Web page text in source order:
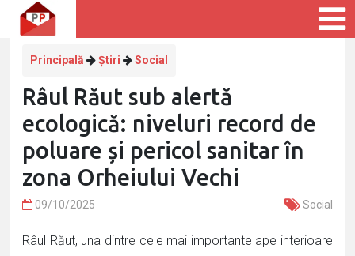
Principală Știri Social
Râul Răut sub alertă
ecologică: niveluri record de
poluare și pericol sanitar în
zona Orheiului Vechi
09/10/2025 Social
Râul Răut, una dintre cele mai importante ape interioare